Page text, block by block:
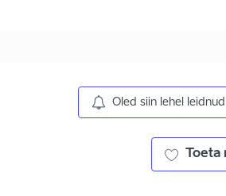
Oled siin lehel